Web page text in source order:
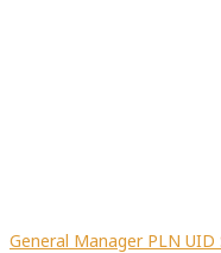
General Manager PLN